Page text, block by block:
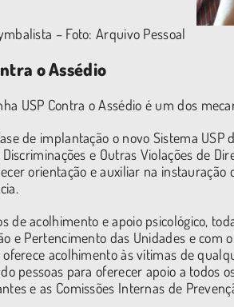
– Foto: Arquivo Pessoal
o Assédio
USP Contra o Assédio é um dos
de implantação o novo Sistema USP
e Outras Violações de
orientação e auxiliar na
de acolhimento e apoio psicológico,
e Pertencimento das Unidades e com
oferece acolhimento às vítimas de
pessoas para oferecer apoio a todos
e as Comissões Internas de